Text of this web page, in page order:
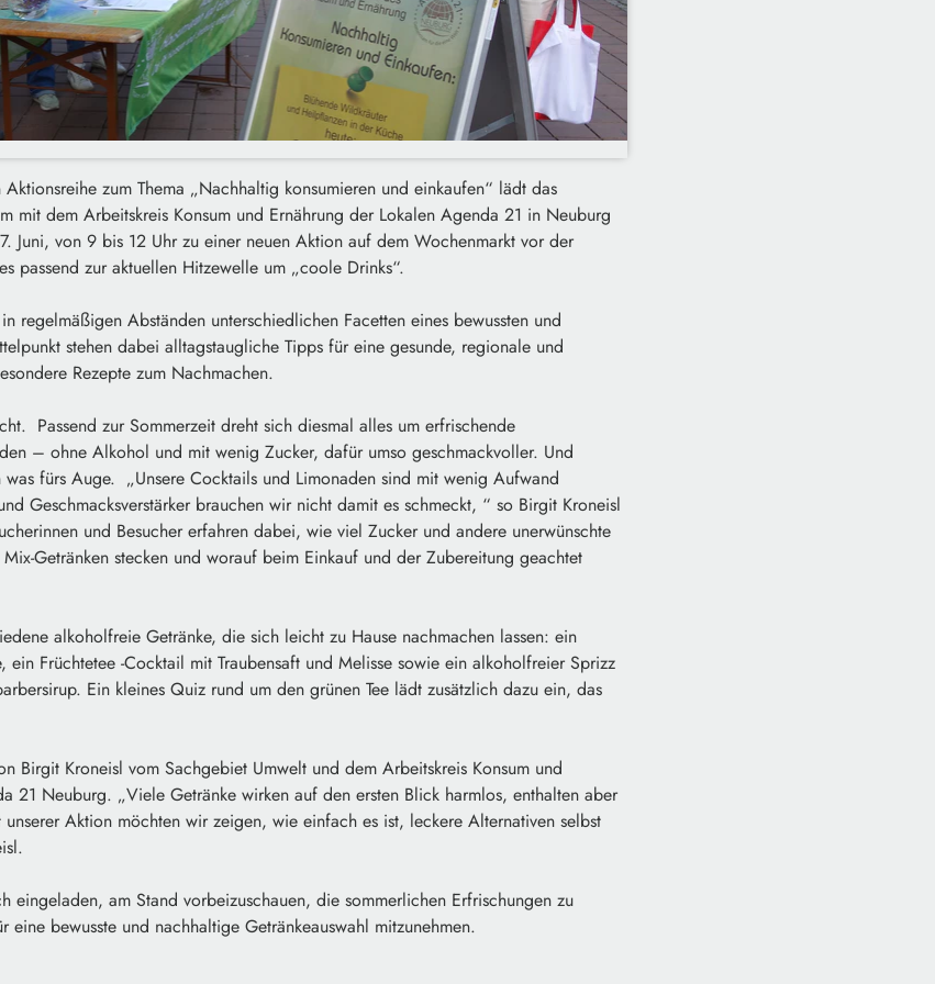
zum Thema „Nachhaltig konsumieren und einkaufen“ lädt das
mit dem Arbeitskreis Konsum und Ernährung der Lokalen Agenda 21 in Neuburg
Juni, von 9 bis 12 Uhr zu einer neuen Aktion auf dem Wochenmarkt vor der
passend zur aktuellen Hitzewelle um „coole Drinks“.
regelmäßigen Abständen unterschiedlichen Facetten eines bewussten und
stehen dabei alltagstaugliche Tipps für eine gesunde, regionale und
Rezepte zum Nachmachen.
Passend zur Sommerzeit dreht sich diesmal alles um erfrischende
– ohne Alkohol und mit wenig Zucker, dafür umso geschmackvoller. Und
fürs Auge. „Unsere Cocktails und Limonaden sind mit wenig Aufwand
Geschmacksverstärker brauchen wir nicht damit es schmeckt, “ so Birgit Kroneisl
und Besucher erfahren dabei, wie viel Zucker und andere unerwünschte
Getränken stecken und worauf beim Einkauf und der Zubereitung geachtet
alkoholfreie Getränke, die sich leicht zu Hause nachmachen lassen: ein
ein Früchtetee -Cocktail mit Traubensaft und Melisse sowie ein alkoholfreier Sprizz
Ein kleines Quiz rund um den grünen Tee lädt zusätzlich dazu ein, das
Birgit Kroneisl vom Sachgebiet Umwelt und dem Arbeitskreis Konsum und
21 Neuburg. „Viele Getränke wirken auf den ersten Blick harmlos, enthalten aber
Aktion möchten wir zeigen, wie einfach es ist, leckere Alternativen selbst
eingeladen, am Stand vorbeizuschauen, die sommerlichen Erfrischungen zu
bewusste und nachhaltige Getränkeauswahl mitzunehmen.